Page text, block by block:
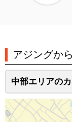
アジングか
中部エリアの